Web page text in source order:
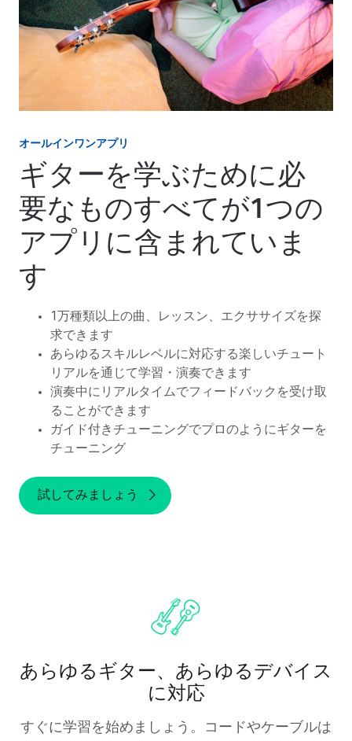
オールインワンアプリ
ギターを学ぶために必
要なものすべてが1つの
アプリに含まれていま
す
1万種類以上の曲、レッスン、エクササイズを探
求できます
あらゆるスキルレベルに対応する楽しいチュート
リアルを通じて学習・演奏できます
演奏中にリアルタイムでフィードバックを受け取
ることができます
ガイド付きチューニングでプロのようにギターを
チューニング
試してみましょう
あらゆるギター、あらゆるデバイス
に対応
すぐに学習を始めましょう。コードやケーブルは